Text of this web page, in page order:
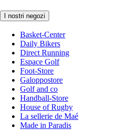
I nostri negozi
Basket-Center
Daily Bikers
Direct Running
Espace Golf
Foot-Store
Galoppostore
Golf and co
Handball-Store
House of Rugby
La sellerie de Maé
Made in Paradis